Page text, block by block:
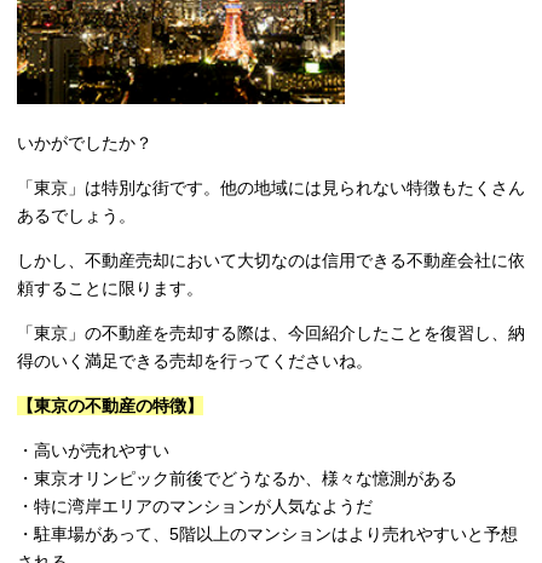
いかがでしたか？
「東京」は特別な街です。他の地域には見られない特徴もたくさん
あるでしょう。
しかし、不動産売却において大切なのは信用できる不動産会社に依
頼することに限ります。
「東京」の不動産を売却する際は、今回紹介したことを復習し、納
得のいく満足できる売却を行ってくださいね。
【東京の不動産の特徴】
・高いが売れやすい
・東京オリンピック前後でどうなるか、様々な憶測がある
・特に湾岸エリアのマンションが人気なようだ
・駐車場があって、5階以上のマンションはより売れやすいと予想